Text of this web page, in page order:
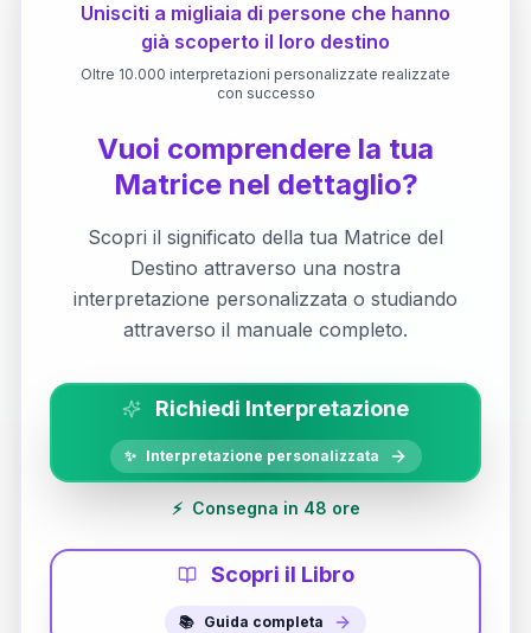
Unisciti a migliaia di persone che hanno
già scoperto il loro destino
Oltre 10.000 interpretazioni personalizzate realizzate
con successo
Vuoi comprendere la tua
Matrice nel dettaglio?
Scopri il significato della tua Matrice del
Destino attraverso una nostra
interpretazione personalizzata o studiando
attraverso il manuale completo.
Richiedi Interpretazione
✨ Interpretazione personalizzata
⚡ Consegna in 48 ore
Scopri il Libro
📚 Guida completa